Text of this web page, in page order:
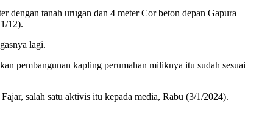
dengan tanah urugan dan 4 meter Cor beton depan Gapura
12).
lagi.
pembangunan kapling perumahan miliknya itu sudah sesuai
salah satu aktivis itu kepada media, Rabu (3/1/2024).